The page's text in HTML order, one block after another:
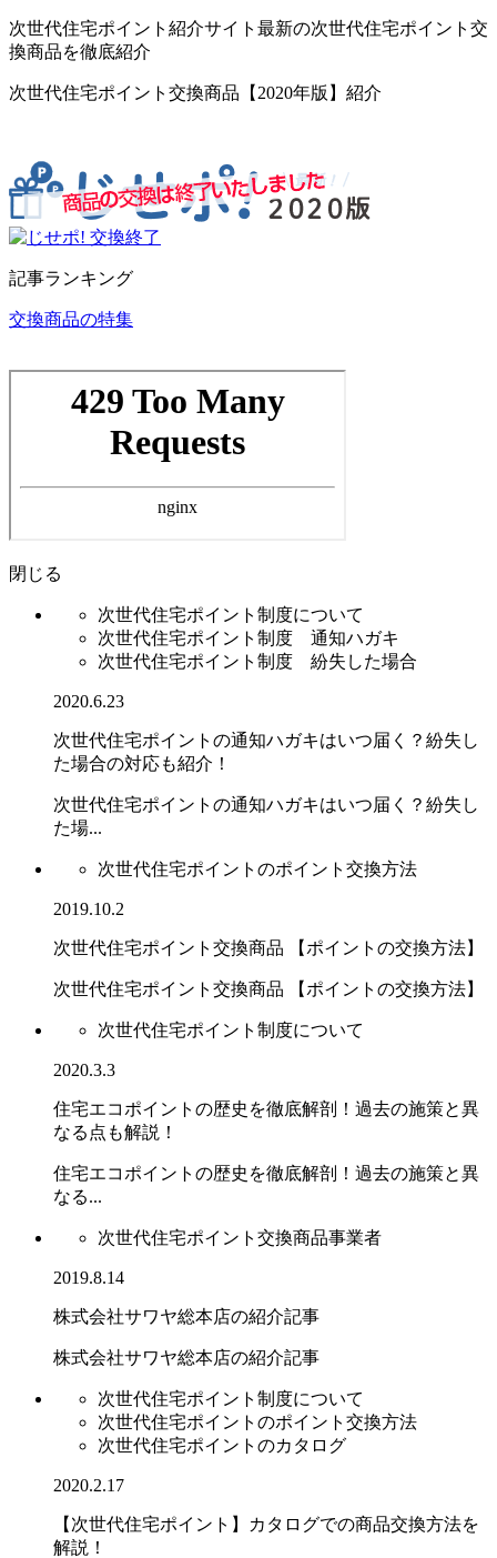
次世代住宅ポイント紹介サイト最新の次世代住宅ポイント交
換商品を徹底紹介
次世代住宅ポイント交換商品【2020年版】紹介
記事ランキング
交換商品の特集
閉じる
次世代住宅ポイント制度について
次世代住宅ポイント制度 通知ハガキ
次世代住宅ポイント制度 紛失した場合
2020.6.23
次世代住宅ポイントの通知ハガキはいつ届く？紛失し
た場合の対応も紹介！
次世代住宅ポイントの通知ハガキはいつ届く？紛失し
た場...
次世代住宅ポイントのポイント交換方法
2019.10.2
次世代住宅ポイント交換商品 【ポイントの交換方法】
次世代住宅ポイント交換商品 【ポイントの交換方法】
次世代住宅ポイント制度について
2020.3.3
住宅エコポイントの歴史を徹底解剖！過去の施策と異
なる点も解説！
住宅エコポイントの歴史を徹底解剖！過去の施策と異
なる...
次世代住宅ポイント交換商品事業者
2019.8.14
株式会社サワヤ総本店の紹介記事
株式会社サワヤ総本店の紹介記事
次世代住宅ポイント制度について
次世代住宅ポイントのポイント交換方法
次世代住宅ポイントのカタログ
2020.2.17
【次世代住宅ポイント】カタログでの商品交換方法を
解説！